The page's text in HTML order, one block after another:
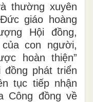
thường xuyên
giáo hoàng
Hội đồng,
con người,
hoàn thiện”
phát triển
tục tiếp nhận
Công đồng về